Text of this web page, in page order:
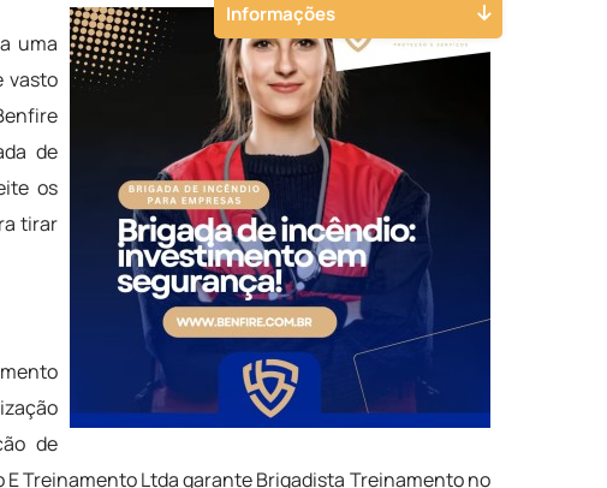
uma
vasto
de
os
tirar
de
E Treinamento Ltda garante Brigadista Treinamento no
Informações